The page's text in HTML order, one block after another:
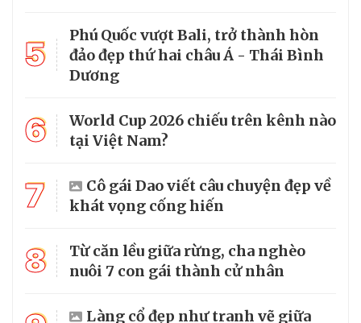
5
Phú Quốc vượt Bali, trở thành hòn
đảo đẹp thứ hai châu Á - Thái Bình
Dương
6
World Cup 2026 chiếu trên kênh nào
tại Việt Nam?
7
Cô gái Dao viết câu chuyện đẹp về
khát vọng cống hiến
8
Từ căn lều giữa rừng, cha nghèo
nuôi 7 con gái thành cử nhân
Làng cổ đẹp như tranh vẽ giữa